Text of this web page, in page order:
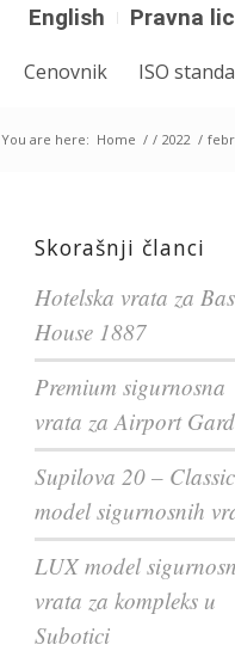
English Pravna
Cenovnik ISO
You are here: Home / / 2022 /
Skorašnji članci
Hotelska vrata za
House 1887
Premium sigurnosna
vrata za Airport
Supilova 20 – Classic
model sigurnosnih
LUX model
vrata za kompleks u
Subotici